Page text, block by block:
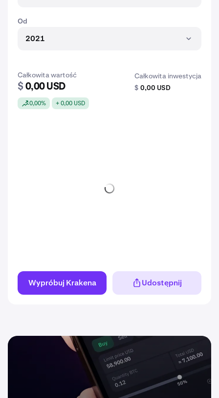
Od
2021
Całkowita wartość
$ 0,00 USD
0,00% + 0,00 USD
Całkowita inwestycja
$ 0,00 USD
Wypróbuj Krakena Udostępnij